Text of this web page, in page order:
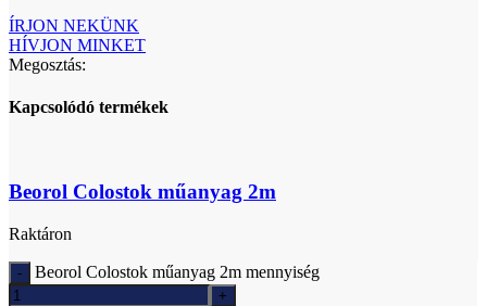
ÍRJON NEKÜNK
HÍVJON MINKET
Megosztás:
Kapcsolódó termékek
Beorol Colostok műanyag 2m
Raktáron
Beorol Colostok műanyag 2m mennyiség